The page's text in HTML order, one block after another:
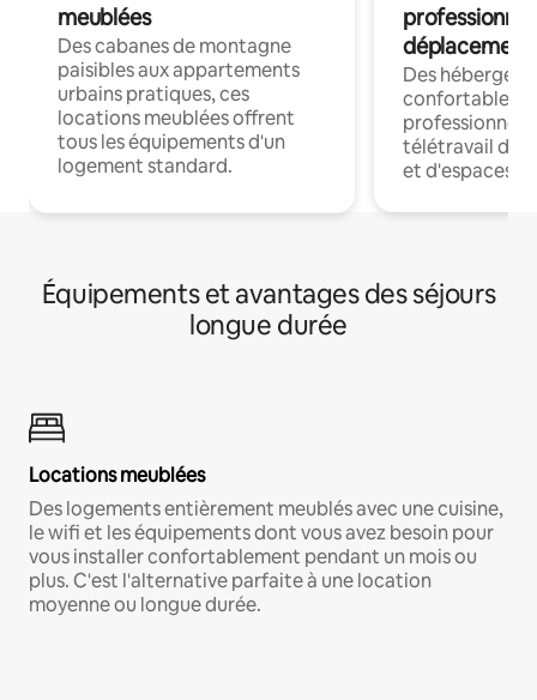
meublées
Des cabanes de montagne
paisibles aux appartements
urbains pratiques, ces
locations meublées offrent
tous les équipements d'un
logement standard.
déplacement
Des
confortables
professionnels
télétravail
et d'espaces
Équipements et avantages des séjours
longue durée
Locations meublées
Des logements entièrement meublés avec une cuisine,
le wifi et les équipements dont vous avez besoin pour
vous installer confortablement pendant un mois ou
plus. C'est l'alternative parfaite à une location
moyenne ou longue durée.